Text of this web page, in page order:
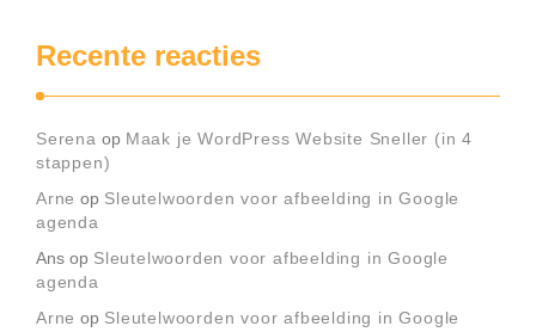
Recente reacties
Serena op Maak je WordPress Website Sneller (in 4
stappen)
Arne op Sleutelwoorden voor afbeelding in Google
agenda
Ans op Sleutelwoorden voor afbeelding in Google
agenda
Arne op Sleutelwoorden voor afbeelding in Google